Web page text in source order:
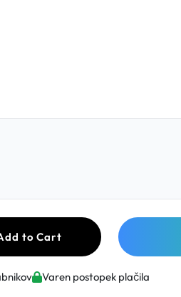
to Cart
Varen postopek plačila